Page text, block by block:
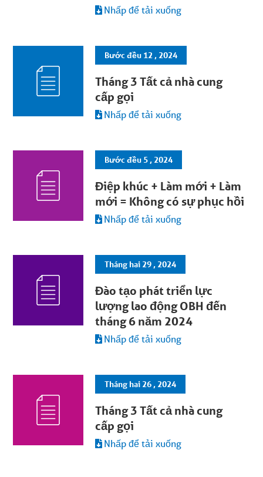
Nhấp để tải xuống
Bước đều 12 , 2024
Tháng 3 Tất cả nhà cung
cấp gọi
Nhấp để tải xuống
Bước đều 5 , 2024
Điệp khúc + Làm mới + Làm
mới = Không có sự phục hồi
Nhấp để tải xuống
Tháng hai 29 , 2024
Đào tạo phát triển lực
lượng lao động OBH đến
tháng 6 năm 2024
Nhấp để tải xuống
Tháng hai 26 , 2024
Tháng 3 Tất cả nhà cung
cấp gọi
Nhấp để tải xuống